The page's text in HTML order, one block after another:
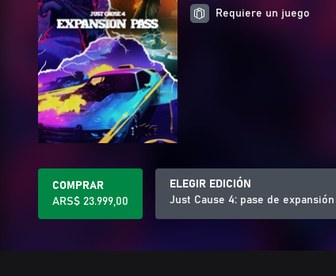
Requiere un juego
COMPRAR
ARS$ 23.999,00
ELEGIR EDICIÓN
Just Cause 4: pase de expansión